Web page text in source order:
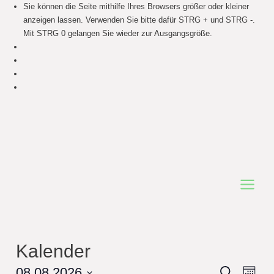
Sie können die Seite mithilfe Ihres Browsers größer oder kleiner
anzeigen lassen. Verwenden Sie bitte dafür STRG + und STRG -.
Mit STRG 0 gelangen Sie wieder zur Ausgangsgröße.
Main
Kalender
Search